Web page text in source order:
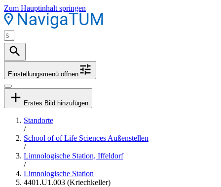
Zum Hauptinhalt springen
Einstellungsmenü öffnen
Erstes Bild hinzufügen
Standorte
/
School of of Life Sciences Außenstellen
/
Limnologische Station, Iffeldorf
/
Limnologische Station
4401.U1.003 (Kriechkeller)